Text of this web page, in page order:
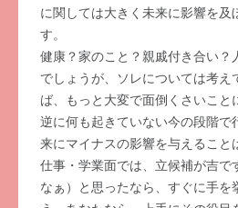
に関しては大きく未来に影響を及
す。
健康？家のこと？親戚付き合い？
でしょうが、ソレについては考え
ば、もっと大変で面倒くさいこと
逆に何も起きていない今の段階で
来にマイナスの影響を与えること
仕事・学業面では、立候補が吉で
なぁ）と思ったなら、すぐに手を